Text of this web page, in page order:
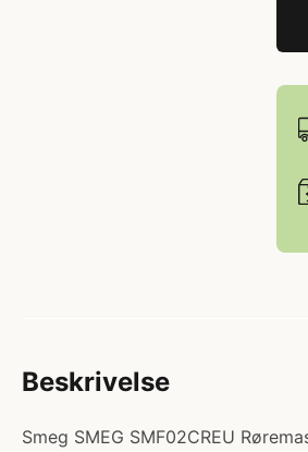
Beskrivelse
Smeg SMEG SMF02CREU